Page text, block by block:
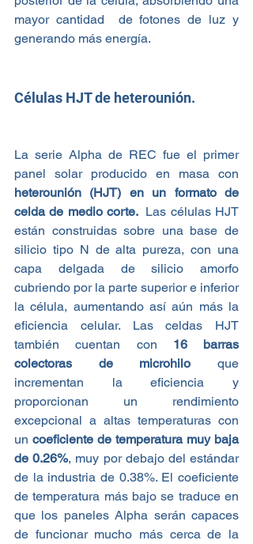
mayor cantidad  de fotones de luz y
generando más energía.
Células HJT de heterounión.
La serie Alpha de REC fue el primer
panel solar producido en masa con
heterounión (HJT) en un formato de
celda de medio corte. Las células HJT
están construidas sobre una base de
silicio tipo N de alta pureza, con una
capa delgada de silicio amorfo
cubriendo por la parte superior e inferior
la célula, aumentando así aún más la
eficiencia celular. Las celdas HJT
también cuentan con 16 barras
colectoras de microhilo que
incrementan la eficiencia y
proporcionan un rendimiento
excepcional a altas temperaturas con
un coeficiente de temperatura muy baja
de 0.26%, muy por debajo del estándar
de la industria de 0.38%. El coeficiente
de temperatura más bajo se traduce en
que los paneles Alpha serán capaces